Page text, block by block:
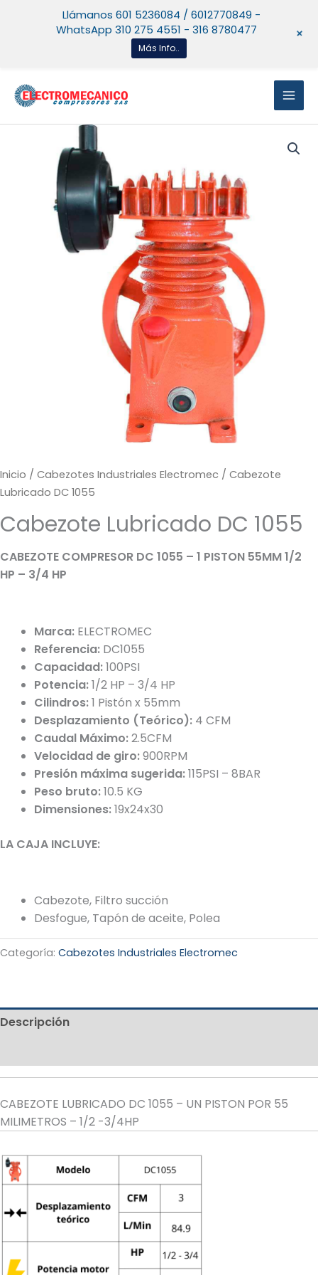
Inicio / Cabezotes Industriales Electromec / Cabezote
Lubricado DC 1055
Cabezote Lubricado DC 1055
CABEZOTE COMPRESOR DC 1055 – 1 PISTON 55MM 1/2
HP – 3/4 HP
Marca: ELECTROMEC
Referencia: DC1055
Capacidad:100PSI
Potencia:1/2 HP – 3/4 HP
Cilindros:1 Pistón x 55mm
Desplazamiento (Teórico): 4 CFM
Caudal Máximo:2.5CFM
Velocidad de giro:900RPM
Presión máxima sugerida:115PSI – 8BAR
Peso bruto:10.5 KG
Dimensiones:19x24x30
LA CAJA INCLUYE:
Cabezote, Filtro succión
Desfogue, Tapón de aceite, Polea
Categoría: Cabezotes Industriales Electromec
Descripción
CABEZOTE LUBRICADO DC 1055 – UN PISTON POR 55
MILIMETROS – 1/2 -3/4HP
Llámanos 601 5236084 / 6012770849 -
WhatsApp 310 275 4551 - 316 8780477
Más Info..
+